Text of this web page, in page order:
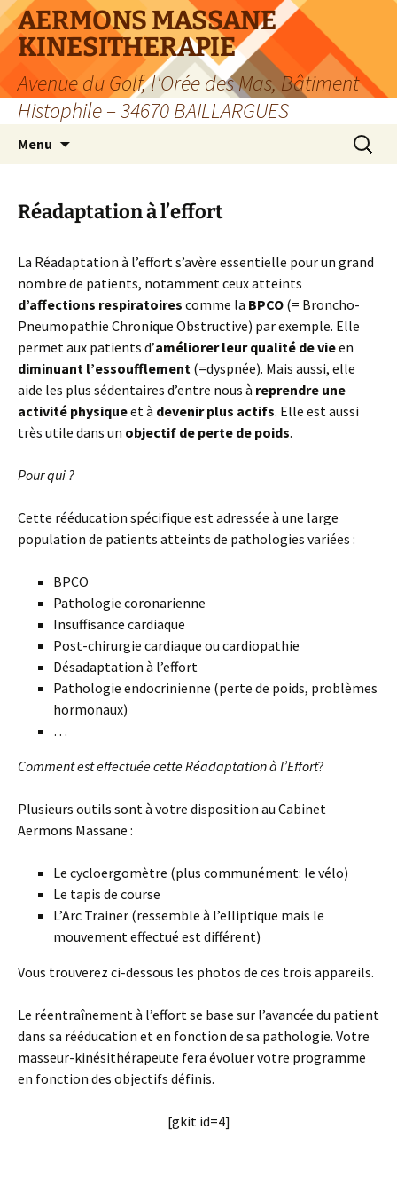
Aller
au
contenu
AERMONS MASSANE
KINESITHERAPIE
Avenue du Golf, l'Orée des Mas, Bâtiment
Histophile – 34670 BAILLARGUES
Menu
Réadaptation à l’effort
La Réadaptation à l’effort s’avère essentielle pour un grand
nombre de patients, notamment ceux atteints
d’affections respiratoires comme la BPCO (= Broncho-
Pneumopathie Chronique Obstructive) par exemple. Elle
permet aux patients d’améliorer leur qualité de vieen
diminuant l’essoufflement (=dyspnée). Mais aussi, elle
aide les plus sédentaires d’entre nous à reprendre une
activité physiqueet à devenir plus actifs. Elle est aussi
très utile dans un objectif de perte de poids.
Pour qui ?
Cette rééducation spécifique est adressée à une large
population de patients atteints de pathologies variées :
BPCO
Pathologie coronarienne
Insuffisance cardiaque
Post-chirurgie cardiaque ou cardiopathie
Désadaptation à l’effort
Pathologie endocrinienne (perte de poids, problèmes
hormonaux)
…
Comment est effectuée cette Réadaptation à l’Effort?
Plusieurs outils sont à votre disposition au Cabinet
Aermons Massane :
Le cycloergomètre (plus communément: le vélo)
Le tapis de course
L’Arc Trainer (ressemble à l’elliptique mais le
mouvement effectué est différent)
Vous trouverez ci-dessous les photos de ces trois appareils.
Le réentraînement à l’effort se base sur l’avancée du patient
dans sa rééducation et en fonction de sa pathologie. Votre
masseur-kinésithérapeute fera évoluer votre programme
en fonction des objectifs définis.
[gkit id=4]